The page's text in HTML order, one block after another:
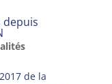
depuis
de la